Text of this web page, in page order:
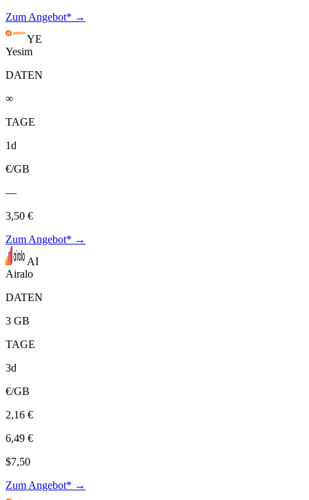
Zum Angebot* →
YE
Yesim
DATEN
∞
TAGE
1d
€/GB
—
3,50 €
Zum Angebot* →
AI
Airalo
DATEN
3 GB
TAGE
3d
€/GB
2,16 €
6,49 €
$7,50
Zum Angebot* →